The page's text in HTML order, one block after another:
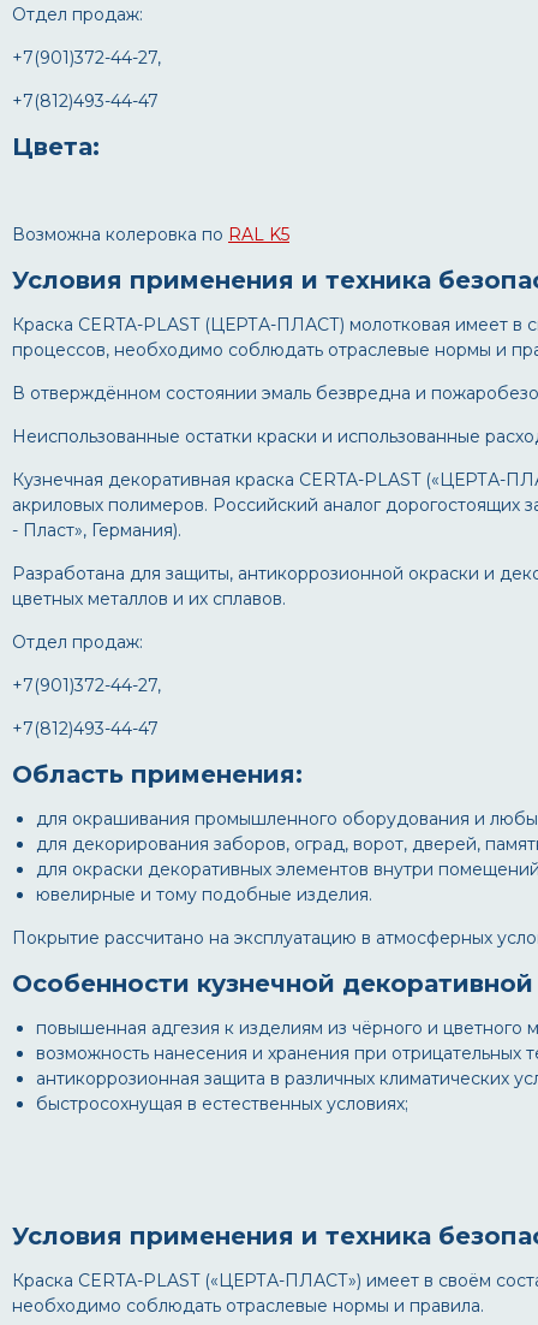
Отдел продаж:
+7(901)372-44-27,
+7(812)493-44-47
Цвета:
Возможна колеровка по RAL K5
Условия применения и техника
Краска CERTA-PLAST (ЦЕРТА-ПЛАСТ) молотковая имеет в
процессов, необходимо соблюдать отраслевые нормы и
В отверждённом состоянии эмаль безвредна и
Неиспользованные остатки краски и использованные
Кузнечная декоративная краска CERTA-PLAST («ЦЕРТА-
акриловых полимеров. Российский аналог
- Пласт», Германия).
Разработана для защиты, антикоррозионной окраски и
цветных металлов и их сплавов.
Отдел продаж:
+7(901)372-44-27,
+7(812)493-44-47
Область применения:
для окрашивания промышленного оборудования и
для декорирования заборов, оград, ворот, дверей,
для окраски декоративных элементов внутри
ювелирные и тому подобные изделия.
Покрытие рассчитано на эксплуатацию в атмосферных
Особенности кузнечной
повышенная адгезия к изделиям из чёрного и
возможность нанесения и хранения при отрицательных
антикоррозионная защита в различных климатических
быстросохнущая в естественных условиях;
Условия применения и техника
Краска CERTA-PLAST («ЦЕРТА-ПЛАСТ») имеет в своём
необходимо соблюдать отраслевые нормы и правила.